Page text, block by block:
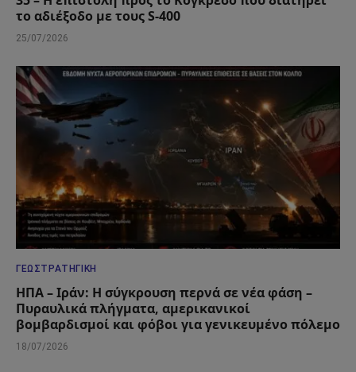
το αδιέξοδο με τους S-400
25/07/2026
ΓΕΩΣΤΡΑΤΗΓΙΚΉ
ΗΠΑ – Ιράν: Η σύγκρουση περνά σε νέα φάση –
Πυραυλικά πλήγματα, αμερικανικοί
βομβαρδισμοί και φόβοι για γενικευμένο πόλεμο
18/07/2026